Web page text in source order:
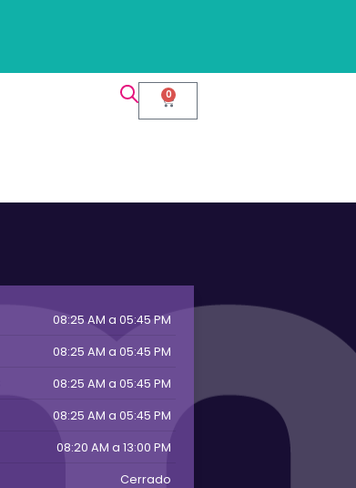
0
08:25 AM a 05:45 PM
08:25 AM a 05:45 PM
08:25 AM a 05:45 PM
08:25 AM a 05:45 PM
08:20 AM a 13:00 PM
Cerrado